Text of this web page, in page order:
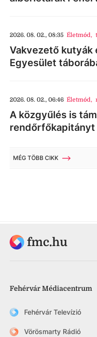
2026. 08. 02., 08:35 Életmód,
Vakvezető kutyák
Egyesület
2026. 08. 02., 06:46 Életmód,
A közgyűlés is
rendőrfőkapitányt
MÉG TÖBB CIKK
fmc.hu
Fehérvár Médiacentrum
Fehérvár Televízió
Vörösmarty Rádió